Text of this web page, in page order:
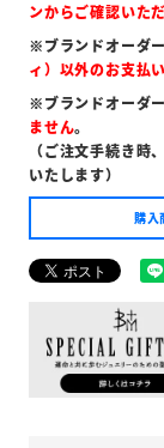
ンからご確認いた
※ブランドオーダ
ィ）以外のお支払
※ブランドオーダ
ません。
（ご注文手続き時
いたします）
購入